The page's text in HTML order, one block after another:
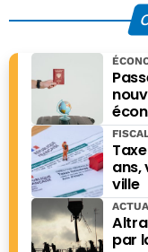
ans,
ville
par